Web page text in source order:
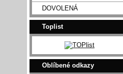
DOVOLENÁ
Toplist
Oblíbené odkazy